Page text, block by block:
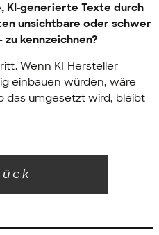
KI-generierte Texte durch
unsichtbare oder schwer
kennzeichnen?
Wenn KI-Hersteller
einbauen würden, wäre
das umgesetzt wird, bleibt